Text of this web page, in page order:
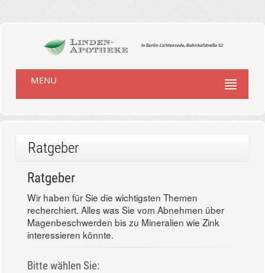
MENU
Ratgeber
Ratgeber
Wir haben für Sie die wichtigsten Themen
recherchiert. Alles was Sie vom Abnehmen über
Magenbeschwerden bis zu Mineralien wie Zink
interessieren könnte.
Bitte wählen Sie: